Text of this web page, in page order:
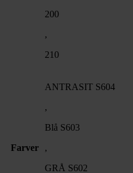
200
,
210
Farver
ANTRASIT S604
,
Blå S603
,
GRÅ S602